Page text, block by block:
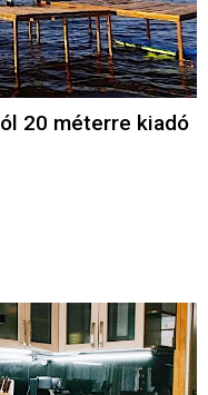
20 méterre kiadó